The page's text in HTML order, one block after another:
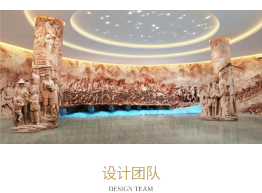
设计团队
DESIGN TEAM